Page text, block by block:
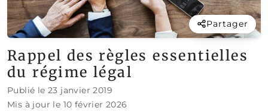
Partager
Rappel des règles essentielles
du régime légal
Publié le 23 janvier 2019
Mis à jour le 10 février 2026